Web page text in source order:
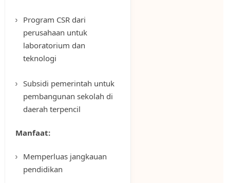
Program CSR dari
perusahaan untuk
laboratorium dan
teknologi
Subsidi pemerintah untuk
pembangunan sekolah di
daerah terpencil
Manfaat:
Memperluas jangkauan
pendidikan